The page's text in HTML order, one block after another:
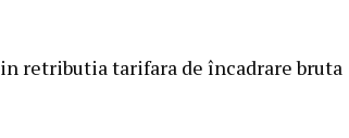
retributia tarifara de încadrare bruta